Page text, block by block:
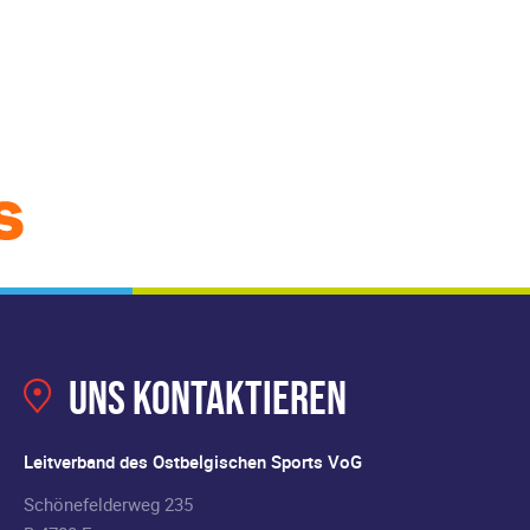
Uns kontaktieren
Leitverband des Ostbelgischen Sports VoG
Schönefelderweg 235